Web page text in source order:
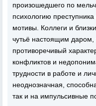
произошедшего по
психологию
мотивы. Коллеги и
чутьё настоящим даром,
противоречивый
конфликтов и
трудности в работе и
неоднозначная,
так и на импульсивные